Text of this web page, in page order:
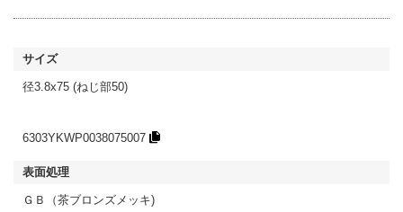
径3.8x75 (ねじ部50)
6303YKWP0038075007
ＧＢ（茶ブロンズメッキ)